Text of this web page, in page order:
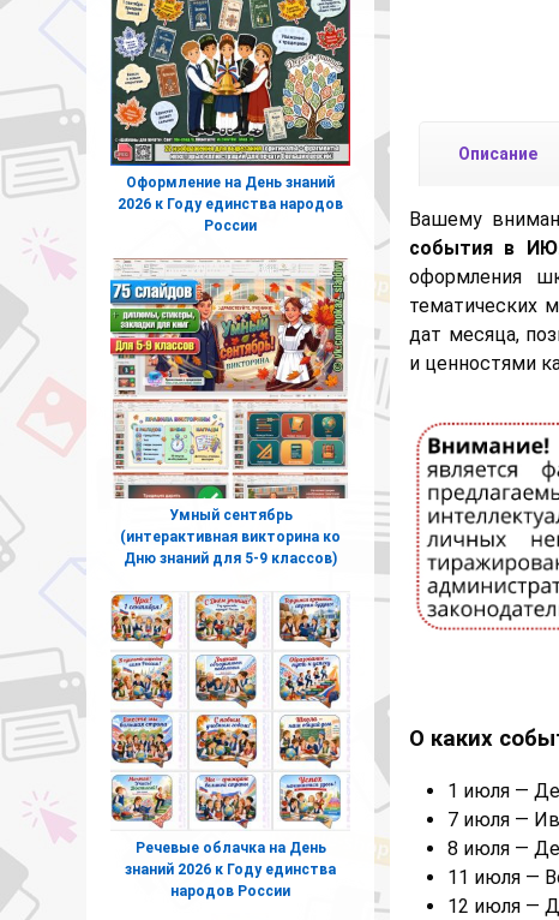
Описание
Вашему
события в
оформления
тематических
дат месяца,
и ценностями
О каких
1 июля —
7 июля —
8 июля —
11 июля —
12 июля —
Оформление на День знаний
2026 к Году единства народов
России
Умный сентябрь
(интерактивная викторина ко
Дню знаний для 5-9 классов)
Речевые облачка на День
знаний 2026 к Году единства
народов России